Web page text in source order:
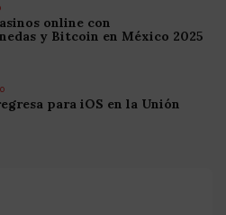
online con
y Bitcoin en México 2025
para iOS en la Unión